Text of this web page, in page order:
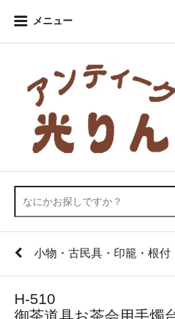
メニュー
小物・古民具・印籠・根付
H-510